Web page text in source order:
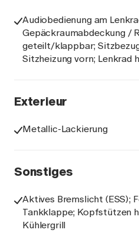
Audiobedienung am
Gepäckraumabdeckung /
geteilt/klappbar;
Sitzheizung vorn; Lenkrad
Exterieur
Metallic-Lackierung
Sonstiges
Aktives Bremslicht (ESS);
Tankklappe; Kopfstützen
Kühlergrill